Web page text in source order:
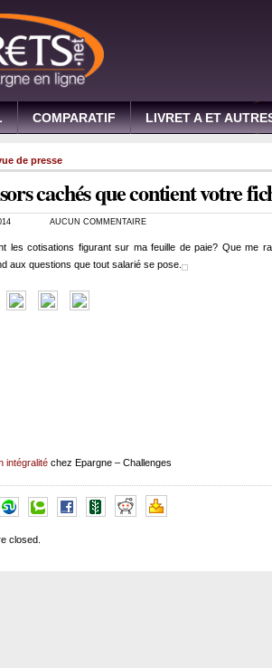
COMPARATIF LIVRET A ET
de presse
cachés que contient votre
AUCUN COMMENTAIRE
les cotisations figurant sur ma feuille de paie? Que me
aux questions que tout salarié se pose.
intégralité chez Epargne – Challenges
closed.